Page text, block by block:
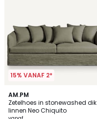
15% VANAF 2*
AM.PM
Zetelhoes in stonewashed dik
linnen Neo Chiquito
3
/
5
3
Kleuren